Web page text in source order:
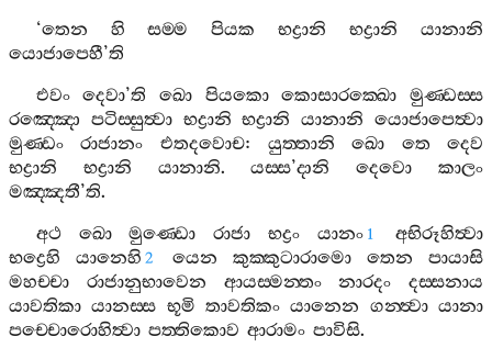
‘තෙන හි සම‍්ම පියක භද්‍රානි භද්‍රානි
යානානි
යොජාපෙහී’ති
එවං
දෙවා’ති ඛො පියකො කොසාරක‍්ඛො
මුණ‍්ඩස‍්ස
රඤ‍්ඤො පටිස‍්සුත්‍වා භද්‍රානි භද්‍රානි යානානි යොජාපෙත්‍වා
මුණ‍්ඩං
රාජානං එතදවොච:යුත‍්තානි ඛො තෙ
දෙව
භද්‍රානි
භද්‍රානි යානානි.යස‍්ස’දානි දෙවො
කාලං
මඤ‍්ඤතී’ති.
අථ
ඛො මුණ‍්ඩො රාජා භද්‍රං යානං 1
අභිරූහිත්‍වා
භද්‍රෙහි
යානෙහි 2 යෙන කුක‍්කුටාරාමො තෙන
පායාසි
මහච‍්චා
රාජානුභාවෙන ආයස‍්මන‍්තං නාරදං
දස‍්සනාය
යාවතිකා යානස‍්ස භූමි තාවතිකං යානෙන ගන‍්ත්‍වා යානා
පච‍්චොරොහිත්‍වා පත‍්තිකොව ආරාමං පාවිසි.